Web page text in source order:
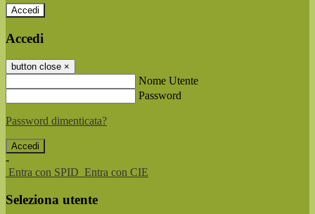
Accedi
Accedi
button close ×
Nome Utente
Password
Password dimenticata?
-
Entra con SPID Entra con CIE
Seleziona utente